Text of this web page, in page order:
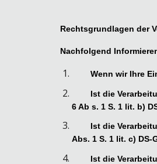
Rechtsgrundlagen der
Nachfolgend
Wenn wir Ihre
Ist die
6 Ab s. 1 S. 1 lit. b)
Ist die
Abs. 1 S. 1 lit. c) DS-
Ist die